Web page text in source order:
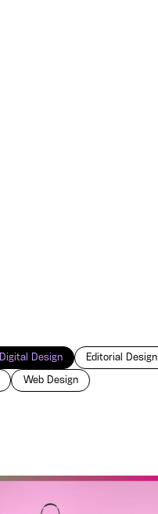
Digital Design Editorial Design
Web Design